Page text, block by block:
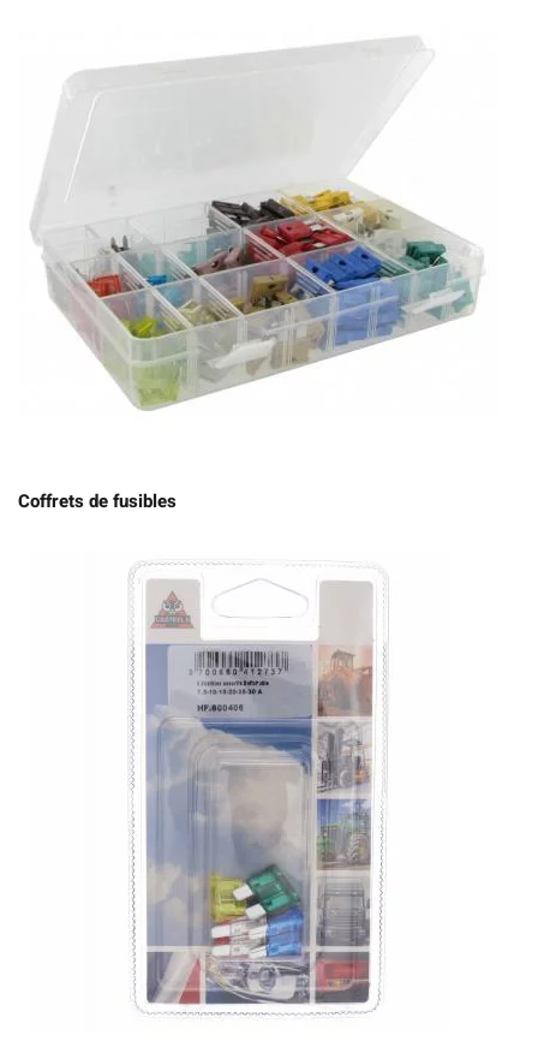
Coffrets de fusibles